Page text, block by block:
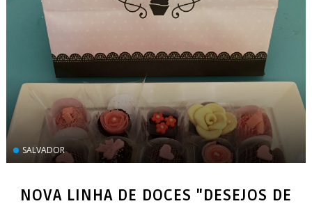
SALVADOR
NOVA LINHA DE DOCES "DESEJOS DE